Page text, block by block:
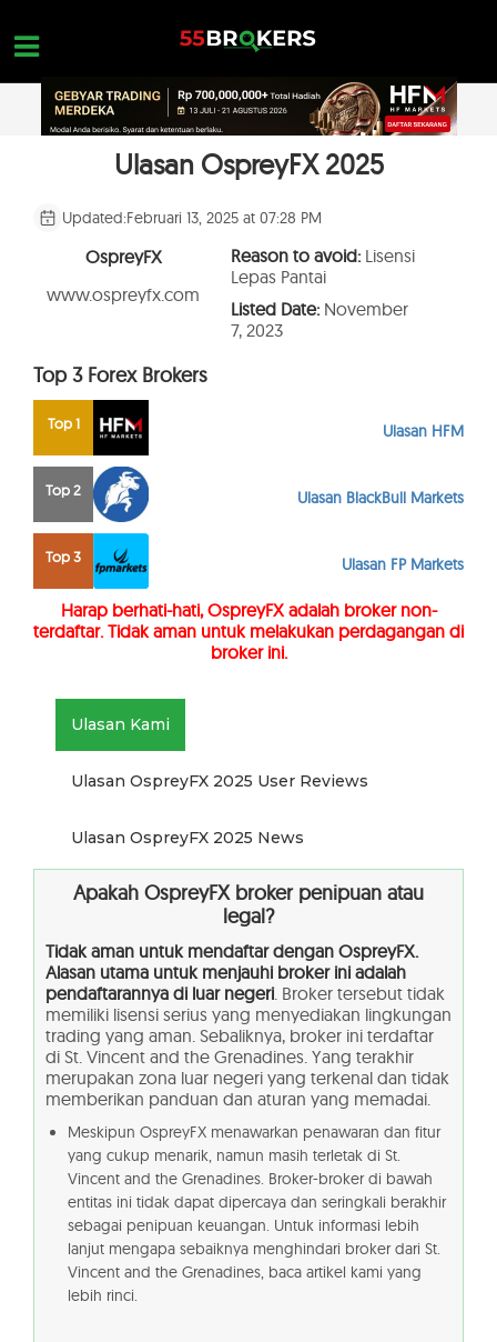
content
BROKER YANG HARUS DIHINDARI
EDUKASI FOREX
HUBUNGI KAMI
Ulasan OspreyFX 2025
Updated:Februari 13, 2025 at 07:28 PM
OspreyFX
www.ospreyfx.com
Reason to avoid:Lisensi
Lepas Pantai
Listed Date:November
7, 2023
Top 3 Forex Brokers
Top 1 Ulasan HFM
Top 2 Ulasan BlackBull Markets
Top 3 Ulasan FP Markets
Harap berhati-hati, OspreyFX adalah broker non-
terdaftar. Tidak aman untuk melakukan perdagangan di
broker ini.
Ulasan Kami
Ulasan OspreyFX 2025 User Reviews
Ulasan OspreyFX 2025 News
Apakah OspreyFX broker penipuan atau
legal?
Tidak aman untuk mendaftar dengan OspreyFX.
Alasan utama untuk menjauhi broker ini adalah
pendaftarannya di luar negeri. Broker tersebut tidak
memiliki lisensi serius yang menyediakan lingkungan
trading yang aman. Sebaliknya, broker ini terdaftar
di St. Vincent and the Grenadines. Yang terakhir
merupakan zona luar negeri yang terkenal dan tidak
memberikan panduan dan aturan yang memadai.
Meskipun OspreyFX menawarkan penawaran dan fitur
yang cukup menarik, namun masih terletak di St.
Vincent and the Grenadines. Broker-broker di bawah
entitas ini tidak dapat dipercaya dan seringkali berakhir
sebagai penipuan keuangan. Untuk informasi lebih
lanjut mengapa sebaiknya menghindari broker dari St.
Vincent and the Grenadines, baca artikel kami yang
lebih rinci.